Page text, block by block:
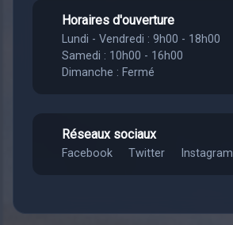
Horaires d'ouverture
Lundi - Vendredi : 9h00 - 18h00
Samedi : 10h00 - 16h00
Dimanche : Fermé
Réseaux sociaux
Facebook Twitter Instagram